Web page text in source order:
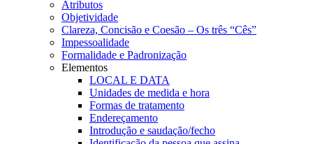
Atributos
Objetividade
Clareza, Concisão e Coesão – Os três “Cês”
Impessoalidade
Formalidade e Padronização
Elementos
LOCAL E DATA
Unidades de medida e hora
Formas de tratamento
Endereçamento
Introdução e saudação/fecho